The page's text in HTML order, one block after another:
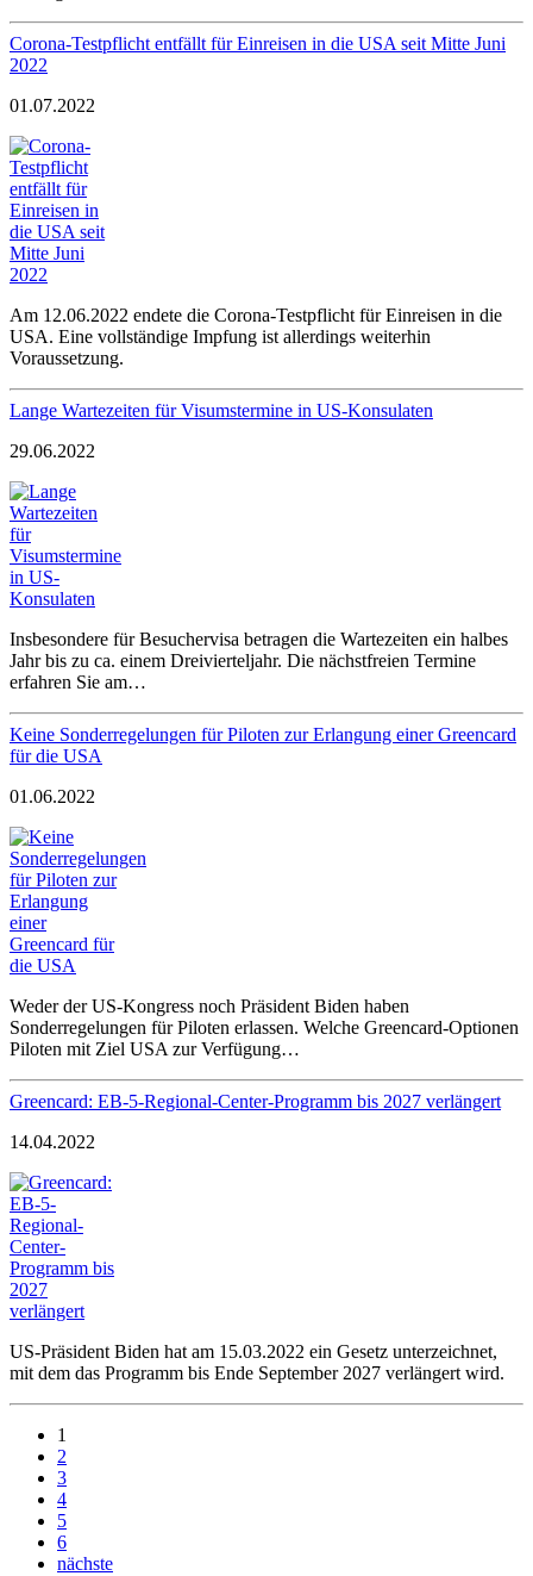
Corona-Testpflicht entfällt für Einreisen in die USA seit Mitte Juni
2022
01.07.2022
Am 12.06.2022 endete die Corona-Testpflicht für Einreisen in die
USA. Eine vollständige Impfung ist allerdings weiterhin
Voraussetzung.
Lange Wartezeiten für Visumstermine in US-Konsulaten
29.06.2022
Insbesondere für Besuchervisa betragen die Wartezeiten ein halbes
Jahr bis zu ca. einem Dreivierteljahr. Die nächstfreien Termine
erfahren Sie am…
Keine Sonderregelungen für Piloten zur Erlangung einer Greencard
für die USA
01.06.2022
Weder der US-Kongress noch Präsident Biden haben
Sonderregelungen für Piloten erlassen. Welche Greencard-Optionen
Piloten mit Ziel USA zur Verfügung…
Greencard: EB-5-Regional-Center-Programm bis 2027 verlängert
14.04.2022
US-Präsident Biden hat am 15.03.2022 ein Gesetz unterzeichnet,
mit dem das Programm bis Ende September 2027 verlängert wird.
1
2
3
4
5
6
nächste